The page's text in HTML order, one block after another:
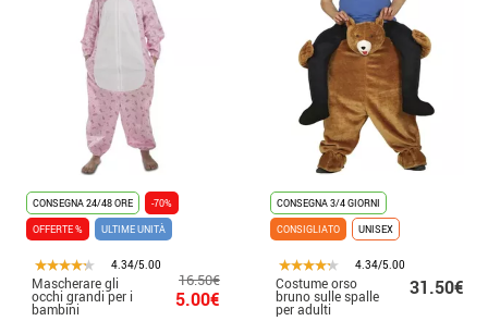
CONSEGNA 24/48 ORE
-70%
OFFERTE %
ULTIME UNITÀ
4.34/5.00
Mascherare gli
occhi grandi per i
bambini
16.50€
5.00€
CONSEGNA 3/4 GIORNI
CONSIGLIATO
UNISEX
4.34/5.00
Costume orso
bruno sulle spalle
per adulti
31.50€